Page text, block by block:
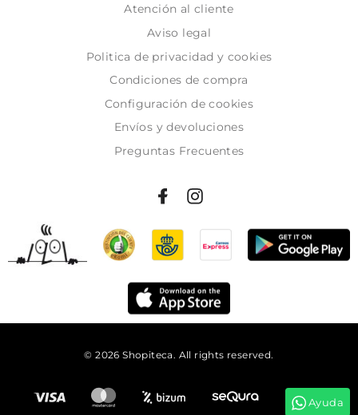
Atención al cliente
Aviso legal
Politica de privacidad y cookies
Condiciones de compra
Configuración de cookies
Envíos y devoluciones
Preguntas Frecuentes
© 2026 Shopiteca. All rights reserved.
Ayuda